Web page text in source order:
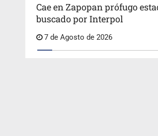
Cae en Zapopan prófugo
buscado por Interpol
7 de Agosto de 2026